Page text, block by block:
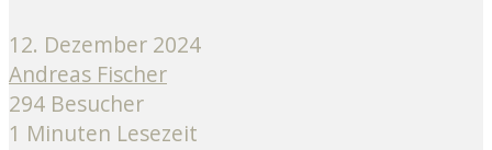
12. Dezember 2024
Andreas Fischer
294 Besucher
1 Minuten Lesezeit